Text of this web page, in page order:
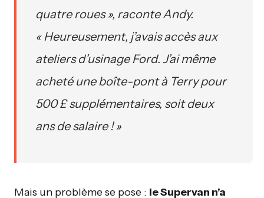
quatre roues », raconte Andy.
« Heureusement, j’avais accès aux
ateliers d’usinage Ford. J’ai même
acheté une boîte-pont à Terry pour
500 £ supplémentaires, soit deux
ans de salaire ! »
Mais un problème se pose : le Supervan n’a